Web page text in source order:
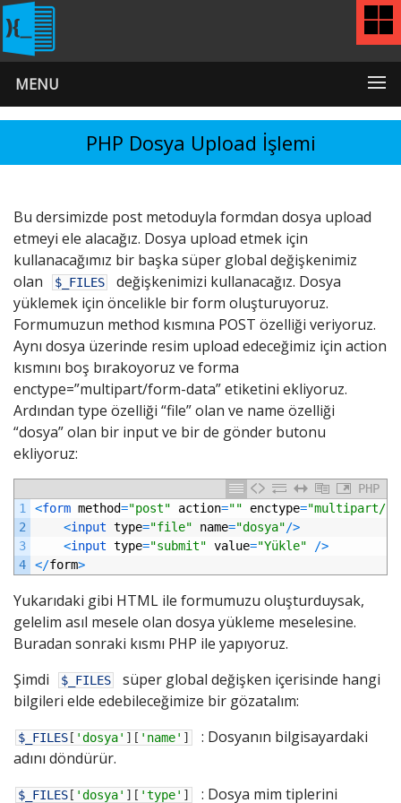
MENU
PHP Dosya Upload İşlemi
Bu dersimizde post metoduyla formdan dosya upload
etmeyi ele alacağız. Dosya upload etmek için
kullanacağımız bir başka süper global değişkenimiz
olan
$_FILES
değişkenimizi kullanacağız. Dosya
yüklemek için öncelikle bir form oluşturuyoruz.
Formumuzun method kısmına POST özelliği veriyoruz.
Aynı dosya üzerinde resim upload edeceğimiz için action
kısmını boş bırakoyoruz ve forma
enctype=”multipart/form-data” etiketini ekliyoruz.
Ardından type özelliği “file” olan ve name özelliği
“dosya” olan bir input ve bir de gönder butonu
ekliyoruz:
PHP
1
2
3
4
<form method="post" action="" enctype="multipart/
<input type="file" name="dosya"/>
<input type="submit" value="Yükle" />
</form>
Yukarıdaki gibi HTML ile formumuzu oluşturduysak,
gelelim asıl mesele olan dosya yükleme meselesine.
Buradan sonraki kısmı PHP ile yapıyoruz.
Şimdi
$_FILES
süper global değişken içerisinde hangi
bilgileri elde edebileceğimize bir gözatalım:
$_FILES [ 'dosya' ] [ 'name' ]
: Dosyanın bilgisayardaki
adını döndürür.
$_FILES [ 'dosya' ] [ 'type' ] : Dosya mim tiplerini